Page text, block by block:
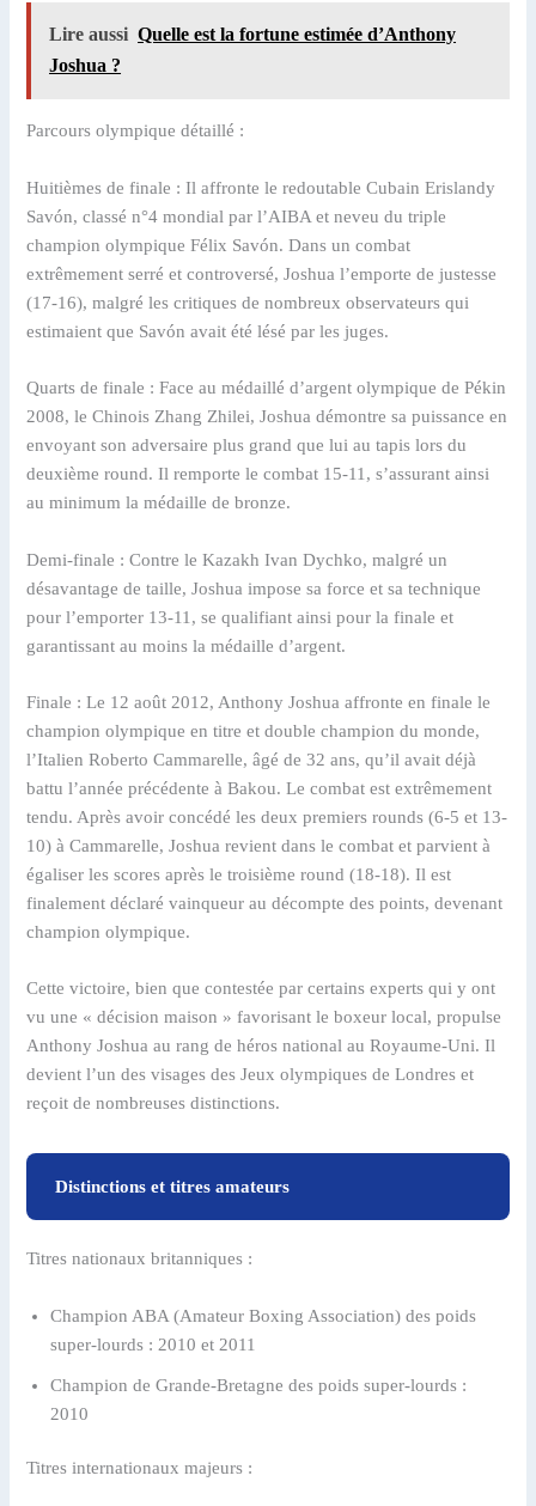
Lire aussi Quelle est la fortune estimée d’Anthony
Joshua ?
Parcours olympique détaillé :
Huitièmes de finale : Il affronte le redoutable Cubain Erislandy
Savón, classé n°4 mondial par l’AIBA et neveu du triple
champion olympique Félix Savón. Dans un combat
extrêmement serré et controversé, Joshua l’emporte de justesse
(17-16), malgré les critiques de nombreux observateurs qui
estimaient que Savón avait été lésé par les juges.
Quarts de finale : Face au médaillé d’argent olympique de Pékin
2008, le Chinois Zhang Zhilei, Joshua démontre sa puissance en
envoyant son adversaire plus grand que lui au tapis lors du
deuxième round. Il remporte le combat 15-11, s’assurant ainsi
au minimum la médaille de bronze.
Demi-finale : Contre le Kazakh Ivan Dychko, malgré un
désavantage de taille, Joshua impose sa force et sa technique
pour l’emporter 13-11, se qualifiant ainsi pour la finale et
garantissant au moins la médaille d’argent.
Finale : Le 12 août 2012, Anthony Joshua affronte en finale le
champion olympique en titre et double champion du monde,
l’Italien Roberto Cammarelle, âgé de 32 ans, qu’il avait déjà
battu l’année précédente à Bakou. Le combat est extrêmement
tendu. Après avoir concédé les deux premiers rounds (6-5 et 13-
10) à Cammarelle, Joshua revient dans le combat et parvient à
égaliser les scores après le troisième round (18-18). Il est
finalement déclaré vainqueur au décompte des points, devenant
champion olympique.
Cette victoire, bien que contestée par certains experts qui y ont
vu une « décision maison » favorisant le boxeur local, propulse
Anthony Joshua au rang de héros national au Royaume-Uni. Il
devient l’un des visages des Jeux olympiques de Londres et
reçoit de nombreuses distinctions.
Distinctions et titres amateurs
Titres nationaux britanniques :
Champion ABA (Amateur Boxing Association) des poids
super-lourds : 2010 et 2011
Champion de Grande-Bretagne des poids super-lourds :
2010
Titres internationaux majeurs :